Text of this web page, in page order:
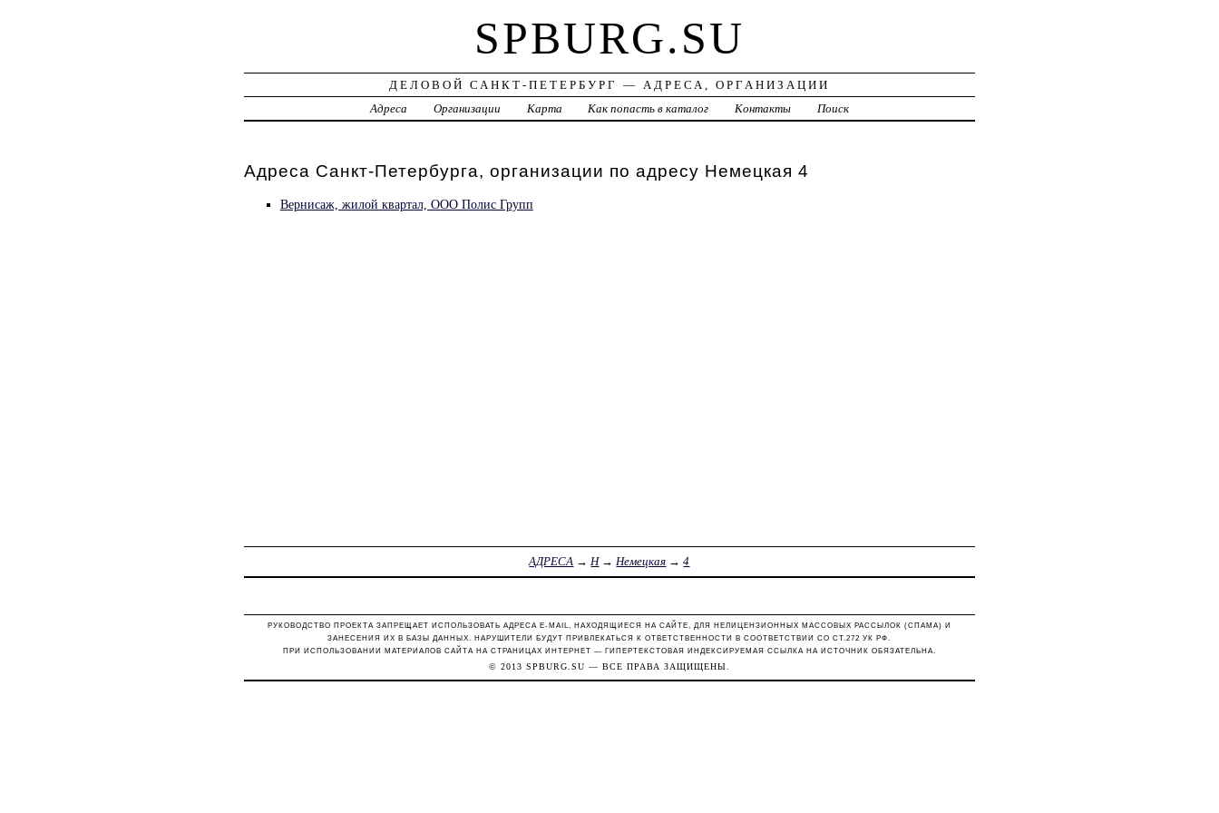
SPBURG.SU
ДЕЛОВОЙ САНКТ-ПЕТЕРБУРГ — АДРЕСА, ОРГАНИЗАЦИИ
Адреса
Организации Карта Как попасть в каталог Контакты Поиск
Адреса Санкт-Петербурга, организации по адресу Немецкая 4
Вернисаж, жилой квартал, ООО Полис Групп
АДРЕСА →Н→Немецкая →4
РУКОВОДСТВО ПРОЕКТА ЗАПРЕЩАЕТ ИСПОЛЬЗОВАТЬ АДРЕСА E-MAIL, НАХОДЯЩИЕСЯ НА САЙТЕ, ДЛЯ НЕЛИЦЕНЗИОННЫХ МАССОВЫХ РАССЫЛОК (СПАМА) И
ЗАНЕСЕНИЯ ИХ В БАЗЫ ДАННЫХ. НАРУШИТЕЛИ БУДУТ ПРИВЛЕКАТЬСЯ К ОТВЕТСТВЕННОСТИ В СООТВЕТСТВИИ СО СТ.272 УК РФ.
ПРИ ИСПОЛЬЗОВАНИИ МАТЕРИАЛОВ САЙТА НА СТРАНИЦАХ ИНТЕРНЕТ — ГИПЕРТЕКСТОВАЯ ИНДЕКСИРУЕМАЯ ССЫЛКА НА ИСТОЧНИК ОБЯЗАТЕЛЬНА.
© 2013 SPBURG.SU — ВСЕ ПРАВА ЗАЩИЩЕНЫ.